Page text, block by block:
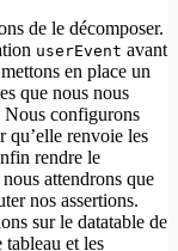
de le décomposer.
userEvent avant
en place un
que nous nous
Nous configurons
qu’elle renvoie les
rendre le
attendrons que
nos assertions.
sur le datatable de
tableau et les